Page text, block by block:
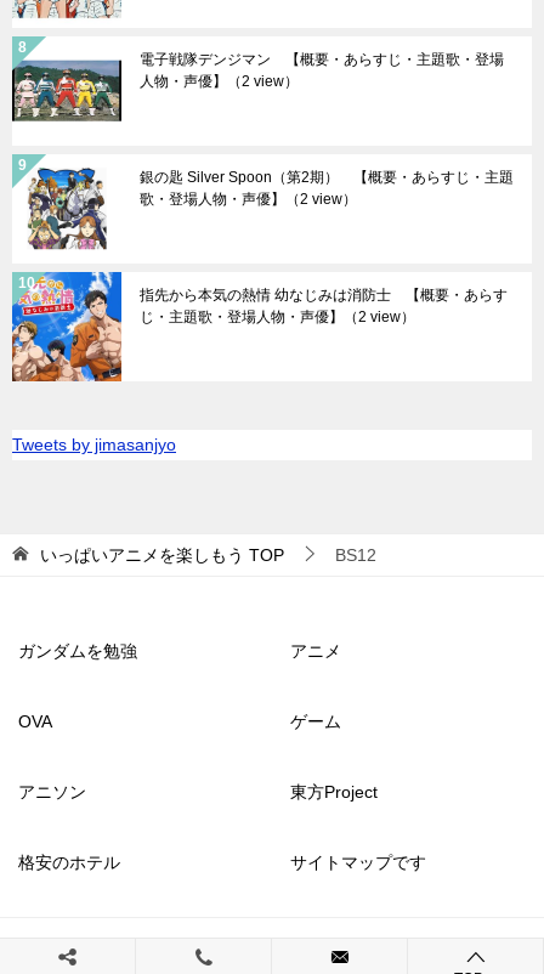
電子戦隊デンジマン 【概要・あらすじ・主題歌・登場
人物・声優】
（2 view）
銀の匙 Silver Spoon（第2期） 【概要・あらすじ・主題
歌・登場人物・声優】
（2 view）
指先から本気の熱情 幼なじみは消防士 【概要・あらす
じ・主題歌・登場人物・声優】
（2 view）
Tweets by jimasanjyo
いっぱいアニメを楽しもう TOP BS12
ガンダムを勉強 アニメ
OVA ゲーム
アニソン 東方Project
格安のホテル サイトマップです
© 2017 いっぱいアニメを楽しもう